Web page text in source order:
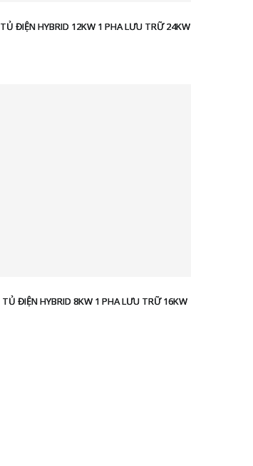
TỦ ĐIỆN HYBRID 12KW 1 PHA LƯU TRỮ 24KW
TỦ ĐIỆN HYBRID 8KW 1 PHA LƯU TRỮ 16KW